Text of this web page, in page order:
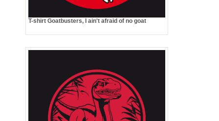
T-shirt Goatbusters, I ain't afraid of no goat